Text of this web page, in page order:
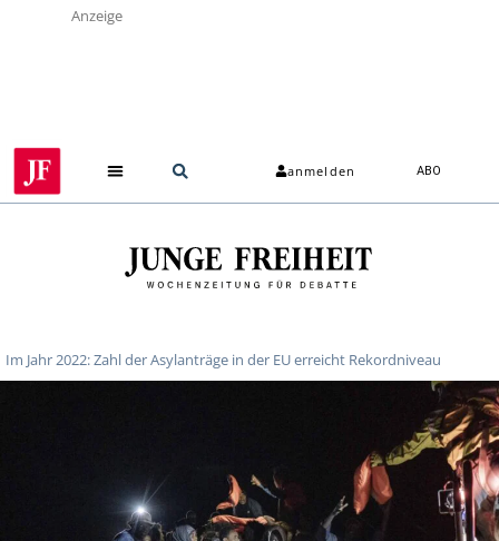
Anzeige
anmelden ABO
Im Jahr 2022: Zahl der Asylanträge in der EU erreicht Rekordniveau